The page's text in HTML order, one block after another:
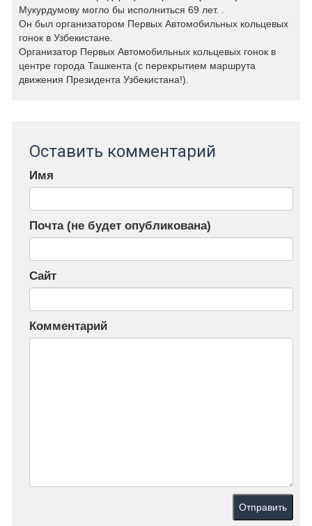
Мукурдумову могло бы исполниться 69 лет. .
Он был организатором Первых Автомобильных кольцевых
гонок в Узбекистане.
Организатор Первых Автомобильных кольцевых гонок в
центре города Ташкента (с перекрытием маршрута
движения Президента Узбекистана!).
Оставить комментарий
Имя
Почта (не будет опубликована)
Сайт
Комментарий